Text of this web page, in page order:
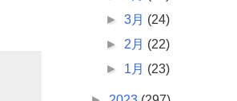
►3月 (24)
► 2月 (22)
► 1月 (23)